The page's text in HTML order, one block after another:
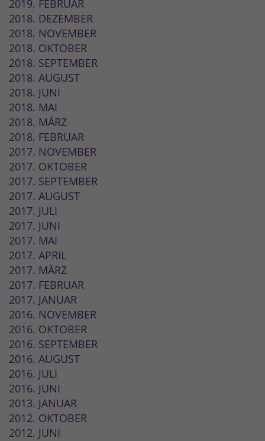
2019. FEBRUAR
2018. DEZEMBER
2018. NOVEMBER
2018. OKTOBER
2018. SEPTEMBER
2018. AUGUST
2018. JUNI
2018. MAI
2018. MÄRZ
2018. FEBRUAR
2017. NOVEMBER
2017. OKTOBER
2017. SEPTEMBER
2017. AUGUST
2017. JULI
2017. JUNI
2017. MAI
2017. APRIL
2017. MÄRZ
2017. FEBRUAR
2017. JANUAR
2016. NOVEMBER
2016. OKTOBER
2016. SEPTEMBER
2016. AUGUST
2016. JULI
2016. JUNI
2013. JANUAR
2012. OKTOBER
2012. JUNI